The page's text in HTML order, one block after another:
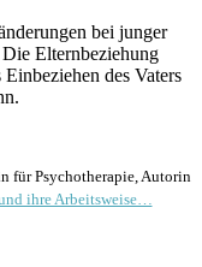
bei junger
Elternbeziehung
des Vaters
für Psychotherapie, Autorin
ihre Arbeitsweise…